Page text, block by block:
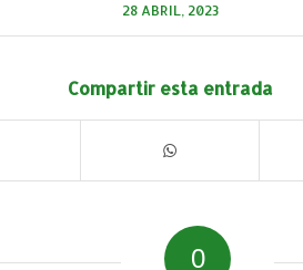
28 ABRIL, 2023
Compartir esta entrada
0